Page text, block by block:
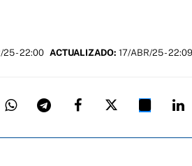
25- 22:00 ACTUALIZADO: 17/ABR/25 - 22:09